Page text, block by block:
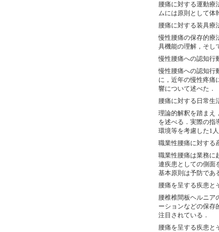
腰痛に対する運動療
ムには原則として体
腰痛に対する装具療
慢性腰痛の保存的療
具機能の理解，そし
慢性腰痛への認知行
慢性腰痛への認知行
に，近年の慢性疼痛
響について述べた．
腰痛に対する日常生
理論的解釈を踏まえ
を述べる．実際の指
環境等を考慮した1
職業性腰痛に対する
職業性腰痛は業務に
連疾患としての側面
基本原則は予防であ
腰痛を呈する疾患と
腰椎椎間板ヘルニア
ーションなどの保存
注目されている．
腰痛を呈する疾患と